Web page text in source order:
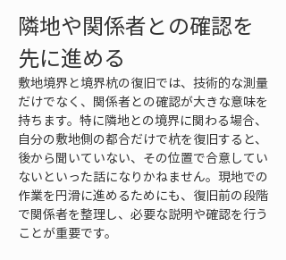
隣地や関係者との確認を
先に進める
敷地境界と境界杭の復旧では、技術的な測量
だけでなく、関係者との確認が大きな意味を
持ちます。特に隣地との境界に関わる場合、
自分の敷地側の都合だけで杭を復旧すると、
後から聞いていない、その位置で合意してい
ないといった話になりかねません。現地での
作業を円滑に進めるためにも、復旧前の段階
で関係者を整理し、必要な説明や確認を行う
ことが重要です。